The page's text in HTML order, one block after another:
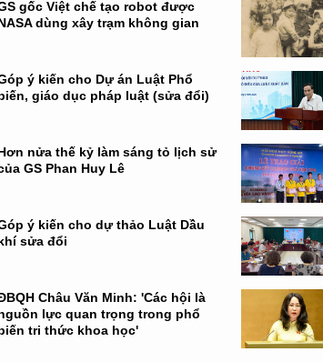
gốc Việt chế tạo robot được
dùng xây trạm không gian
ý kiến cho Dự án Luật Phổ
giáo dục pháp luật (sửa đổi)
nửa thế kỷ làm sáng tỏ lịch sử
GS Phan Huy Lê
ý kiến cho dự thảo Luật Dầu
sửa đổi
Châu Văn Minh: 'Các hội là
lực quan trọng trong phổ
tri thức khoa học'